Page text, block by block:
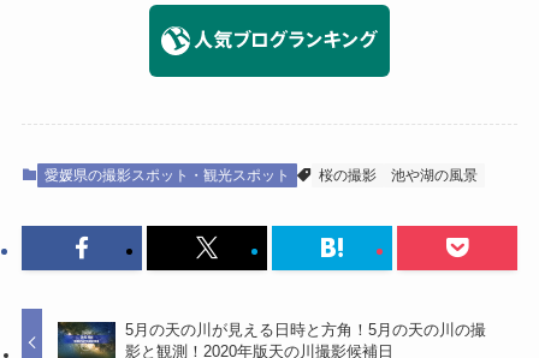
愛媛県の撮影スポット・観光スポット 桜の撮影 池や湖の風景
5月の天の川が見える日時と方角！5月の天の川の撮
影と観測！2020年版天の川撮影候補日